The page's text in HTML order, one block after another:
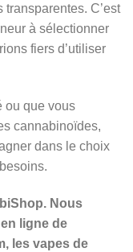
C’est
à sélectionner
fiers d’utiliser
ou que vous
cannabinoïdes,
dans le choix
Nous
ligne de
les vapes de